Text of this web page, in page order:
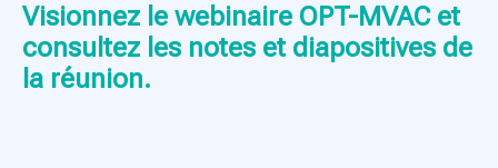
Visionnez le webinaire OPT-MVAC et
consultez les notes et diapositives de
la réunion.